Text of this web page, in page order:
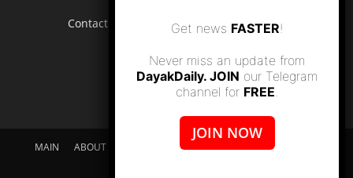
Contact us: editor.dayakdaily@gmail.com
MAIN ABOUT US SUPPORT DAYAKDAILY
DISCLAIMER
Get news FASTER!
Never miss an update from
DayakDaily. JOIN our Telegram
channel for FREE.
JOIN NOW